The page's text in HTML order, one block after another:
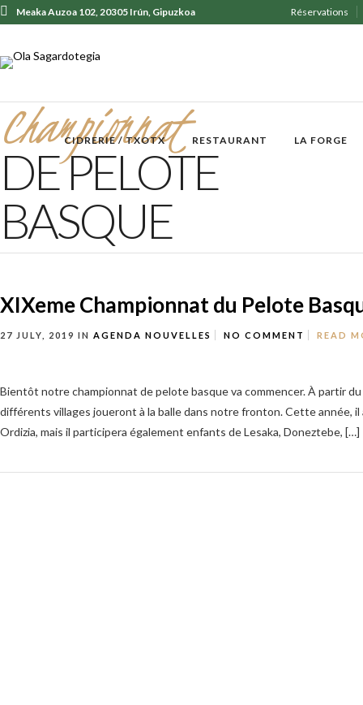
Réservations
Meaka Auzoa 102, 20305 Irún, Gipuzkoa
CIDRERIE / TXOTX RESTAURANT LA FORGE
Championnat
DE PELOTE
BASQUE
XIXeme Championnat du Pelote
27 JULY, 2019 IN AGENDA NOUVELLES NO COMMENT READ
Bientôt notre championnat de pelote basque va commencer. À partir
différents villages joueront à la balle dans notre fronton. Cette année, il
Ordizia, mais il participera également enfants de Lesaka, Doneztebe, […]